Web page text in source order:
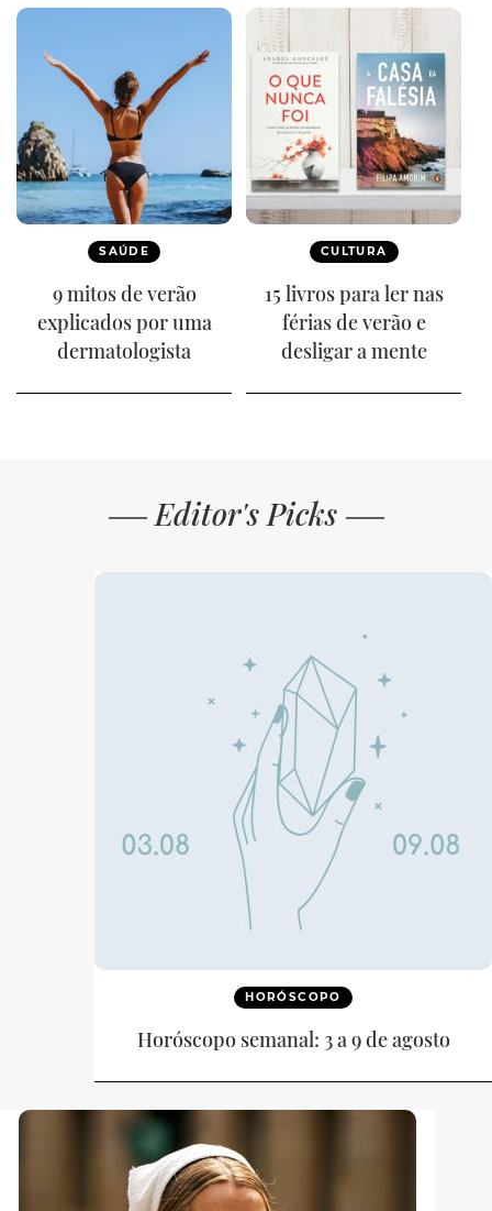
SAÚDE
9 mitos de verão
explicados por uma
dermatologista
CULTURA
15 livros para ler nas
férias de verão e
desligar a mente
Editor's Picks
HORÓSCOPO
Horóscopo semanal: 3 a 9 de agosto